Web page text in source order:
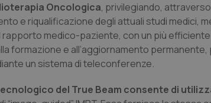
Oncologica, privilegiando,
e riqualificazione degli attuali studi medici,
medico-paziente, con un più
formazione e all’aggiornamento
un sistema di teleconferenze.
del True Beam consente di